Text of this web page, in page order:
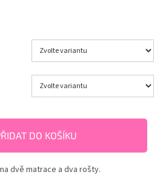
DO KOŠÍKU
dvě matrace a dva rošty.